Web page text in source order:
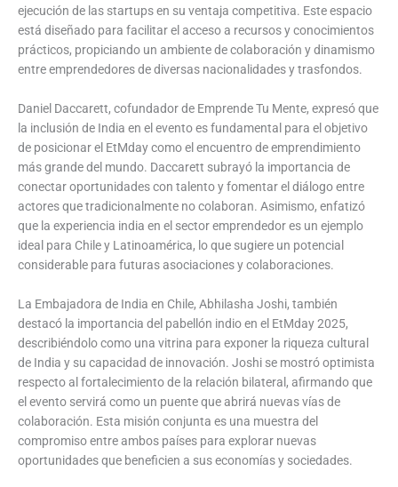
ejecución de las startups en su ventaja competitiva. Este espacio
está diseñado para facilitar el acceso a recursos y conocimientos
prácticos, propiciando un ambiente de colaboración y dinamismo
entre emprendedores de diversas nacionalidades y trasfondos.
Daniel Daccarett, cofundador de Emprende Tu Mente, expresó que
la inclusión de India en el evento es fundamental para el objetivo
de posicionar el EtMday como el encuentro de emprendimiento
más grande del mundo. Daccarett subrayó la importancia de
conectar oportunidades con talento y fomentar el diálogo entre
actores que tradicionalmente no colaboran. Asimismo, enfatizó
que la experiencia india en el sector emprendedor es un ejemplo
ideal para Chile y Latinoamérica, lo que sugiere un potencial
considerable para futuras asociaciones y colaboraciones.
La Embajadora de India en Chile, Abhilasha Joshi, también
destacó la importancia del pabellón indio en el EtMday 2025,
describiéndolo como una vitrina para exponer la riqueza cultural
de India y su capacidad de innovación. Joshi se mostró optimista
respecto al fortalecimiento de la relación bilateral, afirmando que
el evento servirá como un puente que abrirá nuevas vías de
colaboración. Esta misión conjunta es una muestra del
compromiso entre ambos países para explorar nuevas
oportunidades que beneficien a sus economías y sociedades.